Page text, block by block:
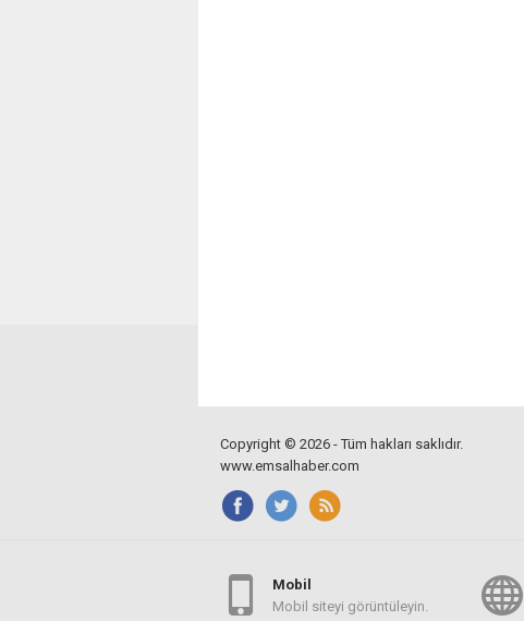
Copyright © 2026 - Tüm hakları saklıdır.
www.emsalhaber.com
Mobil
Mobil siteyi görüntüleyin.